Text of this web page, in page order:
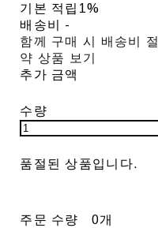
기본 적립 1%
배송비 -
함께 구매 시 배송비 절
약 상품 보기
추가 금액
수량
품절된 상품입니다.
주문 수량
0개